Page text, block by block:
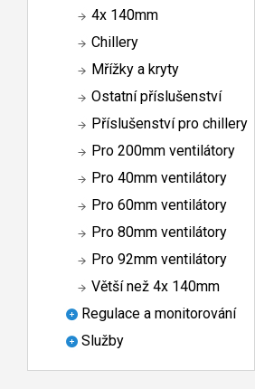
4x 140mm
Chillery
Mřížky a kryty
Ostatní příslušenství
Příslušenství pro chillery
Pro 200mm ventilátory
Pro 40mm ventilátory
Pro 60mm ventilátory
Pro 80mm ventilátory
Pro 92mm ventilátory
Větší než 4x 140mm
Regulace a monitorování
Služby